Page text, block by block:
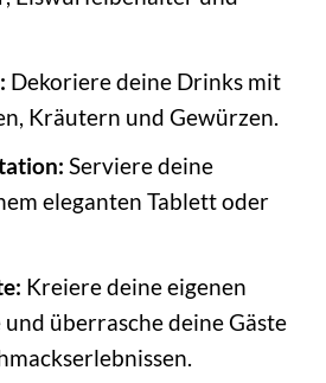
Dekoriere deine Drinks mit
Kräutern und Gewürzen.
Serviere deine
eleganten Tablett oder
Kreiere deine eigenen
überrasche deine Gäste